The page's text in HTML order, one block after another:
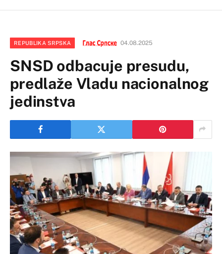
REPUBLIKA SRPSKA 04.08.2025
SNSD odbacuje presudu,
predlaže Vladu nacionalnog
jedinstva